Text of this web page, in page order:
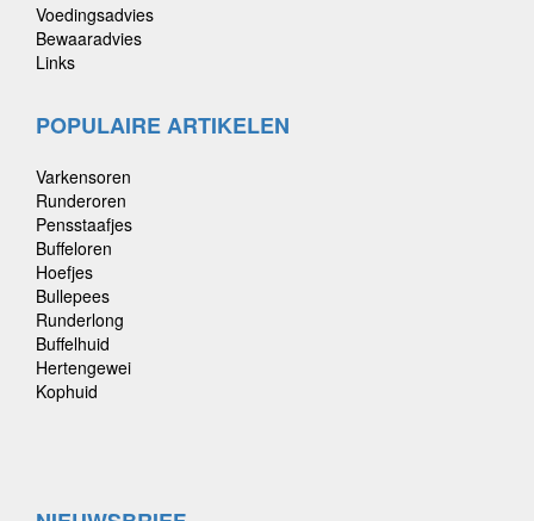
Voedingsadvies
Bewaaradvies
Links
POPULAIRE ARTIKELEN
Varkensoren
Runderoren
Pensstaafjes
Buffeloren
Hoefjes
Bullepees
Runderlong
Buffelhuid
Hertengewei
Kophuid